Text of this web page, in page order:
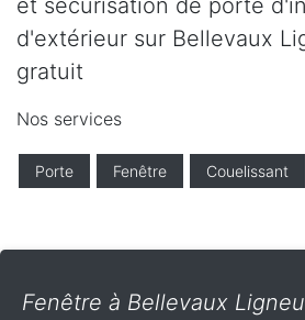
et sécurisation de porte
d'extérieur sur Bellevaux
gratuit
Nos services
Porte Fenêtre Couelissant
Fenêtre à Bellevaux